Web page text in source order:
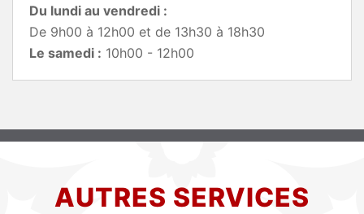
Du lundi au vendredi :
De 9h00 à 12h00 et de 13h30 à 18h30
Le samedi : 10h00 - 12h00
AUTRES SERVICES